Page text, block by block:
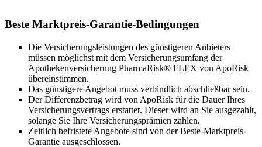
Beste Marktpreis-Garantie-Bedingungen
Die Versicherungsleistungen des günstigeren Anbieters
müssen möglichst mit dem Versicherungsumfang der
Apothekenversicherung PharmaRisk® FLEX von ApoRisk
übereinstimmen.
Das günstigere Angebot muss verbindlich abschließbar sein.
Der Differenzbetrag wird von ApoRisk für die Dauer Ihres
Versicherungsvertrags erstattet. Dieser wird an Sie ausgezahlt,
solange Sie Ihre Versicherungsprämien zahlen.
Zeitlich befristete Angebote sind von der Beste-Marktpreis-
Garantie ausgeschlossen.